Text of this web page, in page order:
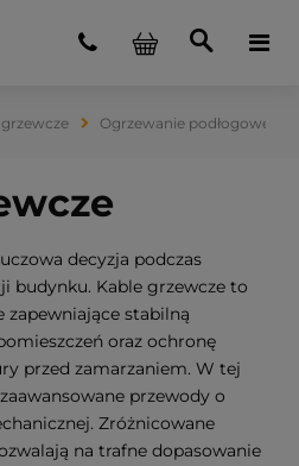
Ogrzewanie podłogowe
decyzja podczas
budynku. Kable grzewcze to
zapewniające stabilną
oraz ochronę
przed zamarzaniem. W tej
przewody o
Zróżnicowane
na trafne dopasowanie